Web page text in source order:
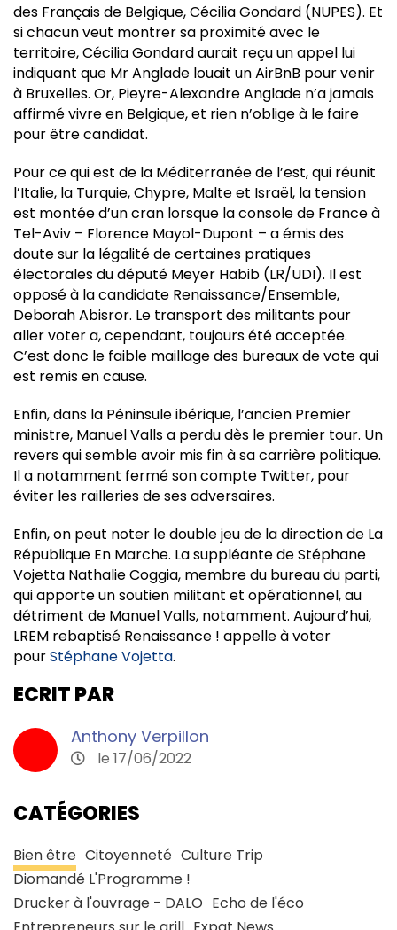
des Français de Belgique, Cécilia Gondard (NUPES). Et
si chacun veut montrer sa proximité avec le
territoire, Cécilia Gondard aurait reçu un appel lui
indiquant que Mr Anglade louait un AirBnB pour venir
à Bruxelles. Or, Pieyre-Alexandre Anglade n’a jamais
affirmé vivre en Belgique, et rien n’oblige à le faire
pour être candidat.
Pour ce qui est de la Méditerranée de l’est, qui réunit
l’Italie, la Turquie, Chypre, Malte et Israël, la tension
est montée d’un cran lorsque la console de France à
Tel-Aviv – Florence Mayol-Dupont – a émis des
doute sur la légalité de certaines pratiques
électorales du député Meyer Habib (LR/UDI). Il est
opposé à la candidate Renaissance/Ensemble,
Deborah Abisror. Le transport des militants pour
aller voter a, cependant, toujours été acceptée.
C’est donc le faible maillage des bureaux de vote qui
est remis en cause.
Enfin, dans la Péninsule ibérique, l’ancien Premier
ministre, Manuel Valls a perdu dès le premier tour. Un
revers qui semble avoir mis fin à sa carrière politique.
Il a notamment fermé son compte Twitter, pour
éviter les railleries de ses adversaires.
Enfin, on peut noter le double jeu de la direction de La
République En Marche. La suppléante de Stéphane
Vojetta Nathalie Coggia, membre du bureau du parti,
qui apporte un soutien militant et opérationnel, au
détriment de Manuel Valls, notamment. Aujourd’hui,
LREM rebaptisé Renaissance ! appelle à voter
pourStéphane Vojetta.
ECRIT PAR
Anthony Verpillon
le 17/06/2022
CATÉGORIES
Bien être Citoyenneté Culture Trip
Diomandé L'Programme !
Drucker à l'ouvrage - DALO Echo de l'éco